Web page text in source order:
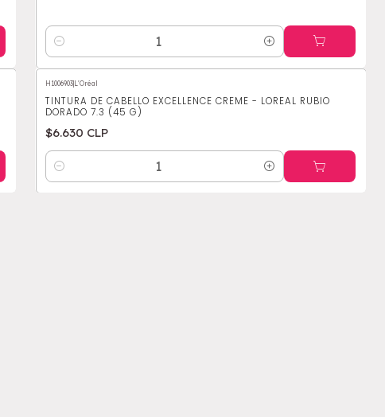
Cantidad
H1006903| L'Oréal
TINTURA DE CABELLO EXCELLENCE CREME - LOREAL RUBIO
DORADO 7.3 (45 G)
$6.630 CLP
Cantidad